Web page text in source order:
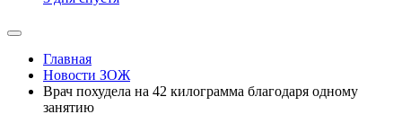
Главная
Новости ЗОЖ
Врач похудела на 42 килограмма благодаря одному
занятию